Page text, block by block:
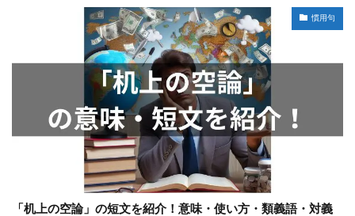
慣用句
「机上の空論」の短文を紹介！意味・使い方・類義語・対義